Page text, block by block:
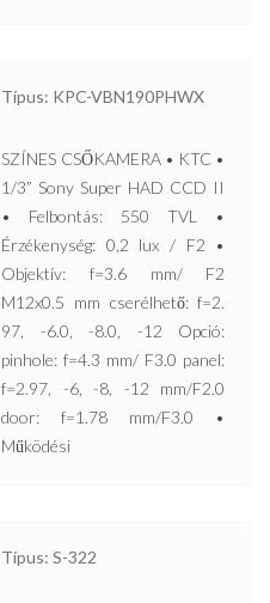
Típus: KPC-VBN190PHWX
SZÍNES CSŐKAMERA • KTC •
1/3” Sony Super HAD CCD II
• Felbontás: 550 TVL •
Érzékenység: 0,2 lux / F2 •
Objektív: f=3.6 mm/ F2
M12x0.5 mm cserélhető: f=2.
97, -6.0, -8.0, -12 Opció:
pinhole: f=4.3 mm/ F3.0 panel:
f=2.97, -6, -8, -12 mm/F2.0
door: f=1.78 mm/F3.0 •
Működési
Típus: S-322